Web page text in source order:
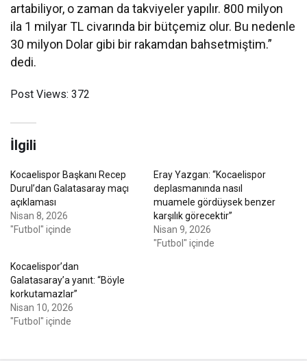
artabiliyor, o zaman da takviyeler yapılır. 800 milyon
ila 1 milyar TL civarında bir bütçemiz olur. Bu nedenle
30 milyon Dolar gibi bir rakamdan bahsetmiştim.”
dedi.
Post Views: 372
İlgili
Kocaelispor Başkanı Recep
Durul’dan Galatasaray maçı
açıklaması
Nisan 8, 2026
"Futbol" içinde
Eray Yazgan: “Kocaelispor
deplasmanında nasıl
muamele gördüysek benzer
karşılık görecektir”
Nisan 9, 2026
"Futbol" içinde
Kocaelispor’dan
Galatasaray’a yanıt: “Böyle
korkutamazlar”
Nisan 10, 2026
"Futbol" içinde